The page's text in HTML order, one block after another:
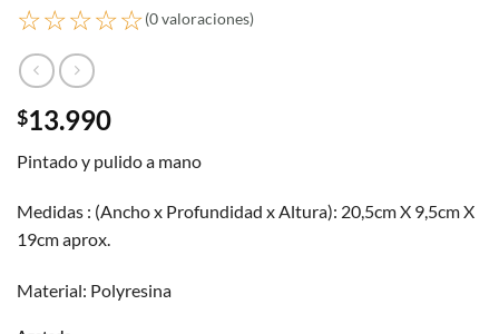
☆☆☆☆☆(0 valoraciones)
$13.990
Pintado y pulido a mano
Medidas : (Ancho x Profundidad x Altura): 20,5cm X 9,5cm X
19cm aprox.
Material: Polyresina